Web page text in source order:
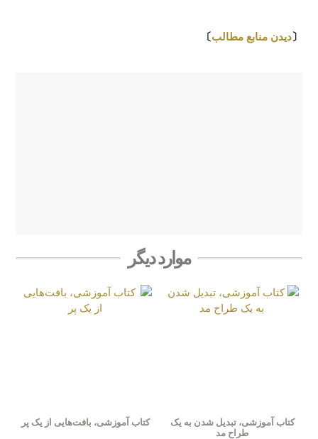
〔دیدن منابع مطالب 〕
موارد دیگر
کتاب آموزشی، تبدیل شدن به یک
طراح مد
کتاب آموزشی، بافت‌هایی از یک پر